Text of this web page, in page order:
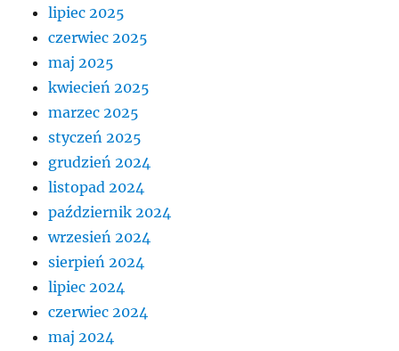
lipiec 2025
czerwiec 2025
maj 2025
kwiecień 2025
marzec 2025
styczeń 2025
grudzień 2024
listopad 2024
październik 2024
wrzesień 2024
sierpień 2024
lipiec 2024
czerwiec 2024
maj 2024